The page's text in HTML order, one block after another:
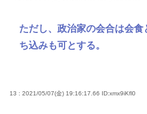
ただし、政治家の会合は会
ち込みも可とする。
13 : 2021/05/07(金) 19:16:17.66 ID:xmx9iKfl0